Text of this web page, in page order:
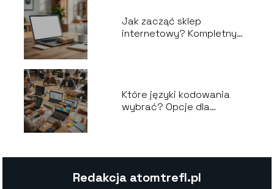
Jak zacząć sklep
internetowy? Kompletny
Które języki kodowania
wybrać? Opcje dla
Redakcja atomtrefl.pl